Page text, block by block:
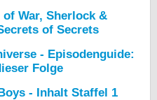
War, Sherlock &
of Secrets
- Episodenguide:
Folge
- Inhalt Staffel 1